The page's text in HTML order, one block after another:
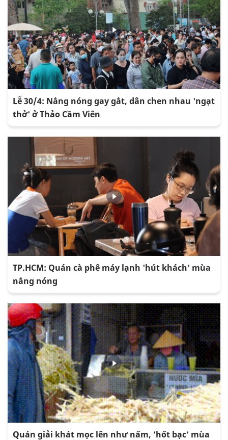
Lễ 30/4: Nắng nóng gay gắt, dân chen nhau 'ngạt
thở' ở Thảo Cầm Viên
TP.HCM: Quán cà phê máy lạnh 'hút khách' mùa
nắng nóng
Quán giải khát mọc lên như nấm, 'hốt bạc' mùa